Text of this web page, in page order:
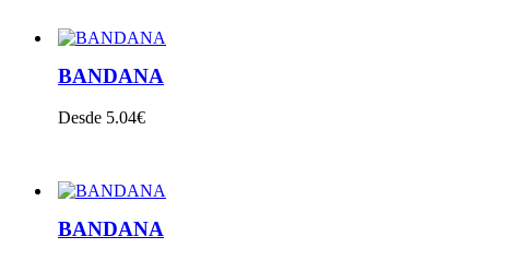
BANDANA
Desde 5.04€
BANDANA